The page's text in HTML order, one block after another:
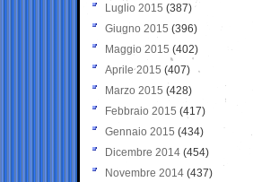
Luglio 2015 (387)
Giugno 2015 (396)
Maggio 2015 (402)
Aprile 2015 (407)
Marzo 2015 (428)
Febbraio 2015 (417)
Gennaio 2015 (434)
Dicembre 2014 (454)
Novembre 2014 (437)